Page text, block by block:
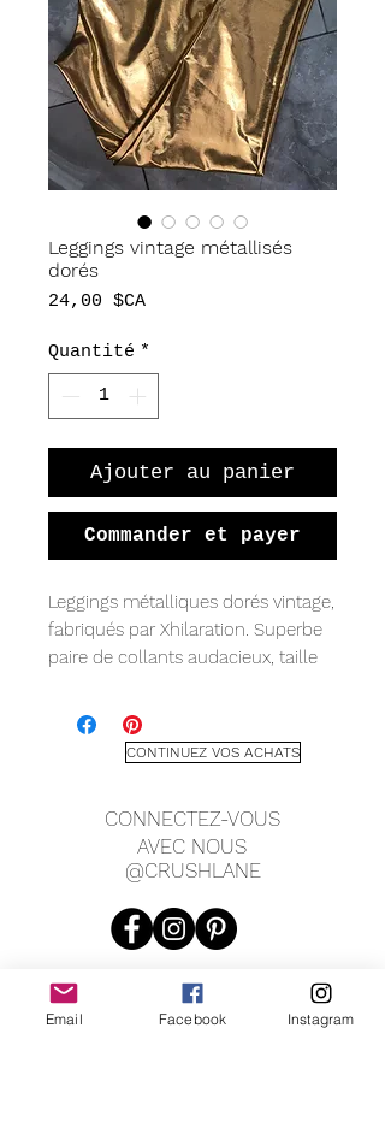
Leggings vintage métallisés
dorés
24,00 $CAPrix
Quantité *
Ajouter au panier
Commander et payer
Leggings métalliques dorés vintage,
fabriqués par Xhilaration. Superbe
paire de collants audacieux, taille
imperfection au bas d'une jambe,
le métal s'est un peu détaché.
Étiqueté comme une taille petite,
taille19" au niveau des hanches, 9"
de hauteur, 25" d'entrejambe.
CONTINUEZ VOS ACHATS
CONNECTEZ-VOUS
AVEC NOUS
@CRUSHLANE
Email Facebook Instagram